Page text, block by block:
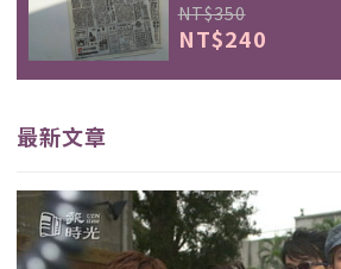
NT$350
NT$240
最新文章